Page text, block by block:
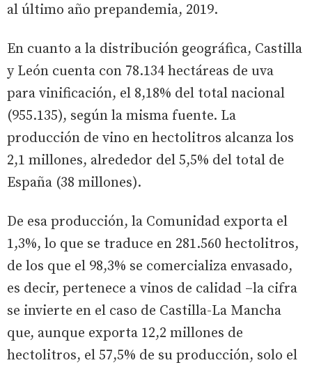
al último año prepandemia, 2019.
En cuanto a la distribución geográfica, Castilla
y León cuenta con 78.134 hectáreas de uva
para vinificación, el 8,18% del total nacional
(955.135), según la misma fuente. La
producción de vino en hectolitros alcanza los
2,1 millones, alrededor del 5,5% del total de
España (38 millones).
De esa producción, la Comunidad exporta el
1,3%, lo que se traduce en 281.560 hectolitros,
de los que el 98,3% se comercializa envasado,
es decir, pertenece a vinos de calidad –la cifra
se invierte en el caso de Castilla-La Mancha
que, aunque exporta 12,2 millones de
hectolitros, el 57,5% de su producción, solo el